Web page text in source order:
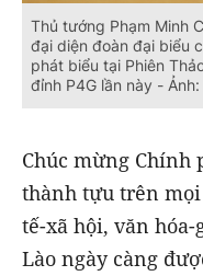
Thủ tướng Phạm Minh
đại diện đoàn đại biểu
phát biểu tại Phiên
đỉnh P4G lần này -
Chúc mừng Chính
thành tựu trên
tế-xã hội, văn
Lào ngày càng